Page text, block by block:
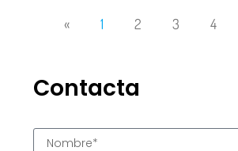
« 1 2 3 4
Contacta